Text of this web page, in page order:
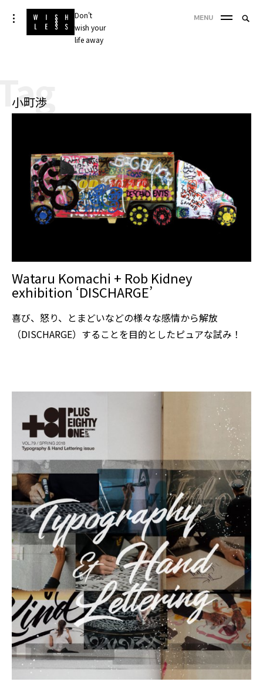
Skip
to
Don't
wish your
life away
toggle
open/close
sidebar
MENU
小町渉
Wataru Komachi + Rob Kidney
exhibition ‘DISCHARGE’
喜び、怒り、とまどいなどの様々な感情から解放
（DISCHARGE）することを目的としたピュアな試み！